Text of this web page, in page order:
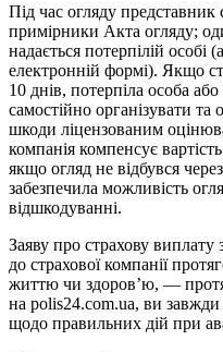
Під час огляду представник
примірники Акта огляду;
надається потерпілій
електронній формі). Якщо
10 днів, потерпіла особа
самостійно організувати
шкоди ліцензованим
компанія компенсує
якщо огляд не відбувся
забезпечила можливість
відшкодуванні.
Заяву про страхову
до страхової компанії
життю чи здоров’ю, —
на polis24.com.ua, ви
щодо правильних дій при